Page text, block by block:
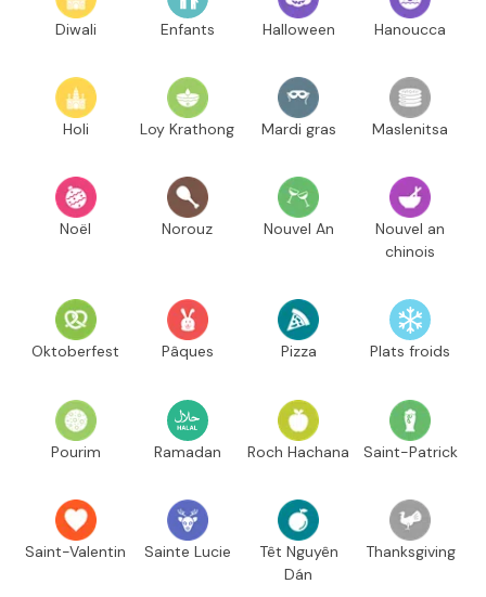
Diwali Enfants Halloween Hanoucca
Holi Loy Krathong Mardi gras Maslenitsa
Noël Norouz Nouvel An
Nouvel an
chinois
Oktoberfest Pâques Pizza Plats froids
Pourim Ramadan Roch Hachana Saint-Patrick
Saint-Valentin Sainte Lucie
Têt Nguyên
Dán
Thanksgiving